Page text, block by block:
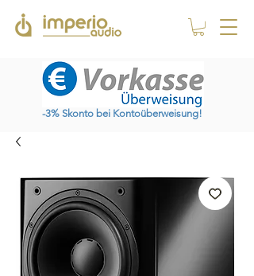
-3% Skonto bei Kontoüberweisung!